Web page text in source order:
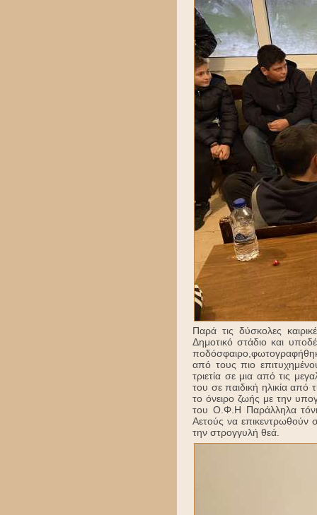
Παρά τις δύσκολες
Δημοτικό στάδιο και
από τους πιο
τριετία σε μια από τις
του σε παιδική ηλικία από
το όνειρο ζωής με την
του Ο.Φ.Η Παράλληλα
Αετούς να επικεντρωθούν
την στρογγυλή θεά.